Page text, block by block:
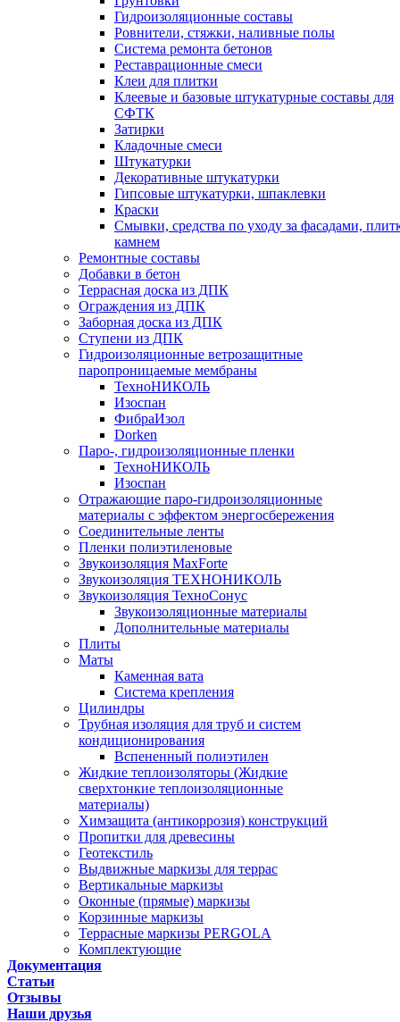
Гидроизоляционные составы
Ровнители, стяжки, наливные полы
Cистема ремонта бетонов
Реставрационные смеси
Клеи для плитки
Клеевые и базовые штукатурные составы для
СФТК
Затирки
Кладочные смеси
Штукатурки
Декоративные штукатурки
Гипсовые штукатурки, шпаклевки
Краски
Смывки, средства по уходу за фасадами,
камнем
Ремонтные составы
Добавки в бетон
Террасная доска из ДПК
Ограждения из ДПК
Заборная доска из ДПК
Ступени из ДПК
Гидроизоляционные ветрозащитные
паропроницаемые мембраны
ТехноНИКОЛЬ
Изоспан
ФибраИзол
Dorken
Паро-, гидроизоляционные пленки
ТехноНИКОЛЬ
Изоспан
Отражающие паро-гидроизоляционные
материалы с эффектом энергосбережения
Соединительные ленты
Пленки полиэтиленовые
Звукоизоляция MaxForte
Звукоизоляция ТЕХНОНИКОЛЬ
Звукоизоляция ТехноСонус
Звукоизоляционные материалы
Дополнительные материалы
Плиты
Маты
Каменная вата
Система крепления
Цилиндры
Трубная изоляция для труб и систем
кондиционирования
Вспененный полиэтилен
Жидкие теплоизоляторы (Жидкие
сверхтонкие теплоизоляционные
материалы)
Химзащита (антикоррозия) конструкций
Пропитки для древесины
Геотекстиль
Выдвижные маркизы для террас
Вертикальные маркизы
Оконные (прямые) маркизы
Корзинные маркизы
Террасные маркизы PERGOLA
Комплектующие
Документация
Статьи
Отзывы
Наши друзья